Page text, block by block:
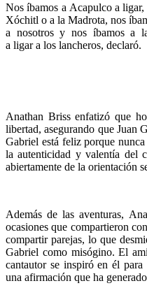
Nos íbamos a Acapulco a
Xóchitl o a la Madrota, nos
a nosotros y nos íbamos a
a ligar a los lancheros, declaró.
Anathan Briss enfatizó que
libertad, asegurando que Juan
Gabriel está feliz porque
la autenticidad y valentía del
abiertamente de la orientación
Además de las aventuras,
ocasiones que compartieron
compartir parejas, lo que
Gabriel como misógino. El
cantautor se inspiró en él
una afirmación que ha